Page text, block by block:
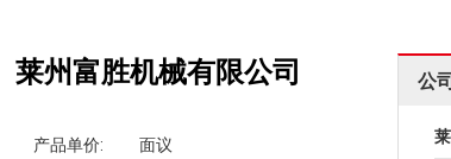
莱州富胜机械有限公司
产品单价: 面议
公